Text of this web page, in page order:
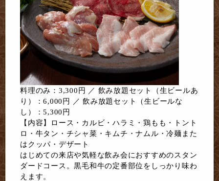
料理のみ：3,300円 ／ 飲み放題セット（生ビールあ
り）：6,000円 ／ 飲み放題セット（生ビールな
し）：5,300円
【内容】ロース・カルビ・ハラミ・鶏もも・トント
ロ・牛タン・チシャ菜・キムチ・ナムル・冷麺また
はクッパ・デザート
はじめての来店や気軽な飲み会におすすめのスタン
ダードコース。黒毛和牛の定番部位をしっかり味わ
えます。